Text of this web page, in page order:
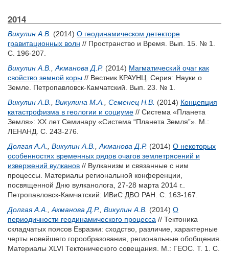
2014
Викулин А.В. (2014) О геодинамическом детекторе
гравитационных волн // Пространство и Время. Вып. 15. № 1.
С. 196-207.
Викулин А.В.
Акманова Д.Р. (2014) Магматический очаг как
свойство земной коры // Вестник КРАУНЦ. Серия: Науки о
Земле. Петропавловск-Камчатский. Вып. 23. № 1.
Викулин А.В.
Викулина М.А. Семенец Н.В. (2014) Концепция
катастрофизма в геологии и социуме // Система «Планета
Земля»: XX лет Семинару «Система “Планета Земля”». М.:
ЛЕНАНД. С. 243-276.
Долгая А.А.
Викулин А.В. Акманова Д.Р. (2014) О некоторых
особенностях временных рядов очагов землетрясений и
извержений вулканов // Вулканизм и связанные с ним
процессы. Материалы региональной конференции,
посвященной Дню вулканолога, 27-28 марта 2014 г..
Петропавловск-Камчатский: ИВиС ДВО РАН. С. 163-167.
Долгая А.А.
Акманова Д.Р. Викулин А.В. (2014) О
периодичности геодинамического процесса // Тектоника
складчатых поясов Евразии: сходство, различие, характерные
черты новейшего горообразования, региональные обобщения.
Материалы XLVI Тектонического совещания. М.: ГЕОС. Т. 1. С.